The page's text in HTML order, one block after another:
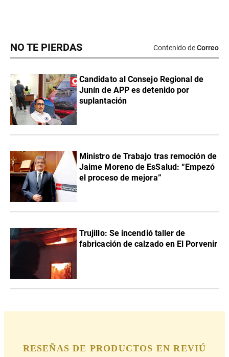
NO TE PIERDAS Contenido deCorreo
Candidato al Consejo Regional de
Junín de APP es detenido por
suplantación
Ministro de Trabajo tras remoción de
Jaime Moreno de EsSalud: “Empezó
el proceso de mejora”
Trujillo: Se incendió taller de
fabricación de calzado en El Porvenir